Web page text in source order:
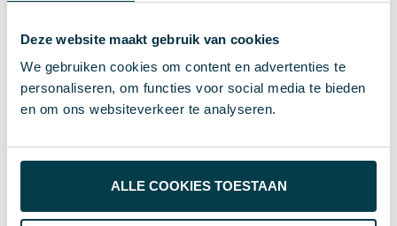
Deze website maakt gebruik van cookies
We gebruiken cookies om content en advertenties te
personaliseren, om functies voor social media te bieden
en om ons websiteverkeer te analyseren.
ALLE COOKIES TOESTAAN
Gewicht
Maat 35×98 mm
Natuurlijk